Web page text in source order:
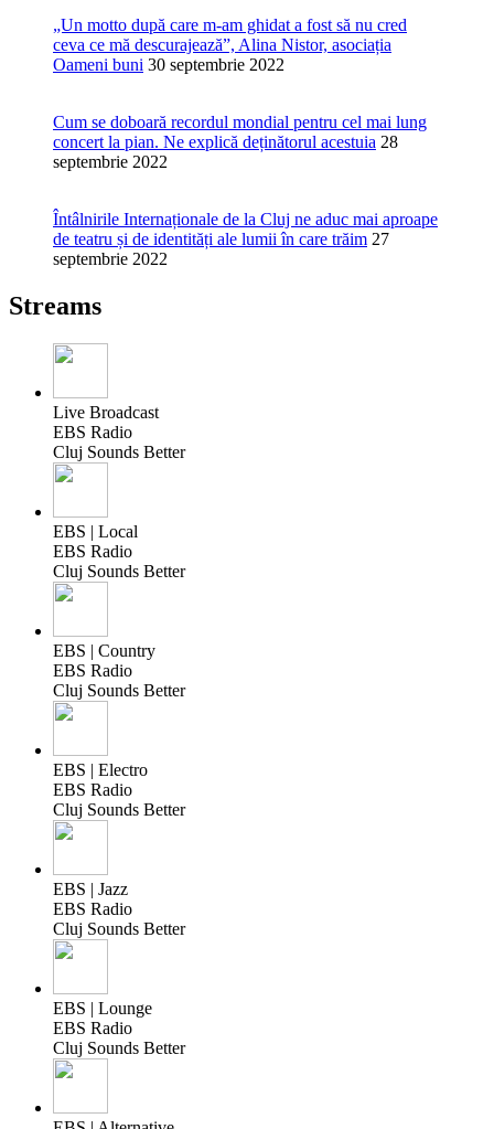
„Un motto după care m-am ghidat a fost să nu cred
ceva ce mă descurajează”, Alina Nistor, asociația
Oameni buni 30 septembrie 2022
Cum se doboară recordul mondial pentru cel mai lung
concert la pian. Ne explică deținătorul acestuia 28
septembrie 2022
Întâlnirile Internaționale de la Cluj ne aduc mai aproape
de teatru și de identități ale lumii în care trăim 27
septembrie 2022
Streams
Live Broadcast
EBS Radio
Cluj Sounds Better
EBS | Local
EBS Radio
Cluj Sounds Better
EBS | Country
EBS Radio
Cluj Sounds Better
EBS | Electro
EBS Radio
Cluj Sounds Better
EBS | Jazz
EBS Radio
Cluj Sounds Better
EBS | Lounge
EBS Radio
Cluj Sounds Better